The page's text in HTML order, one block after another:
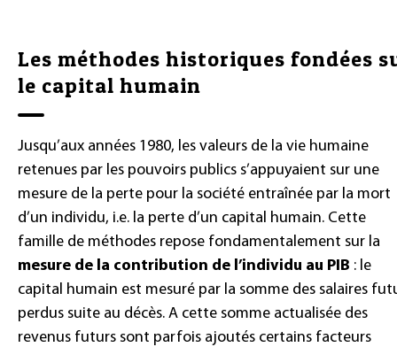
Les méthodes historiques fondées
le capital humain
Jusqu’aux années 1980, les valeurs de la vie humaine
retenues par les pouvoirs publics s’appuyaient sur une
mesure de la perte pour la société entraînée par la mort
d’un individu, i.e. la perte d’un capital humain. Cette
famille de méthodes repose fondamentalement sur la
mesure de la contribution de l’individu au PIB : le
capital humain est mesuré par la somme des salaires
perdus suite au décès. A cette somme actualisée des
revenus futurs sont parfois ajoutés certains facteurs